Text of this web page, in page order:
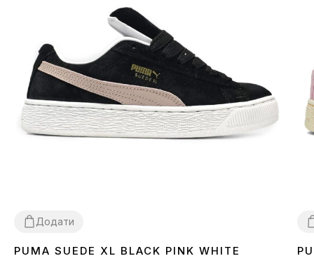
Додати
36373839 4041
PUMA SUEDE XL BLACK PINK WHITE